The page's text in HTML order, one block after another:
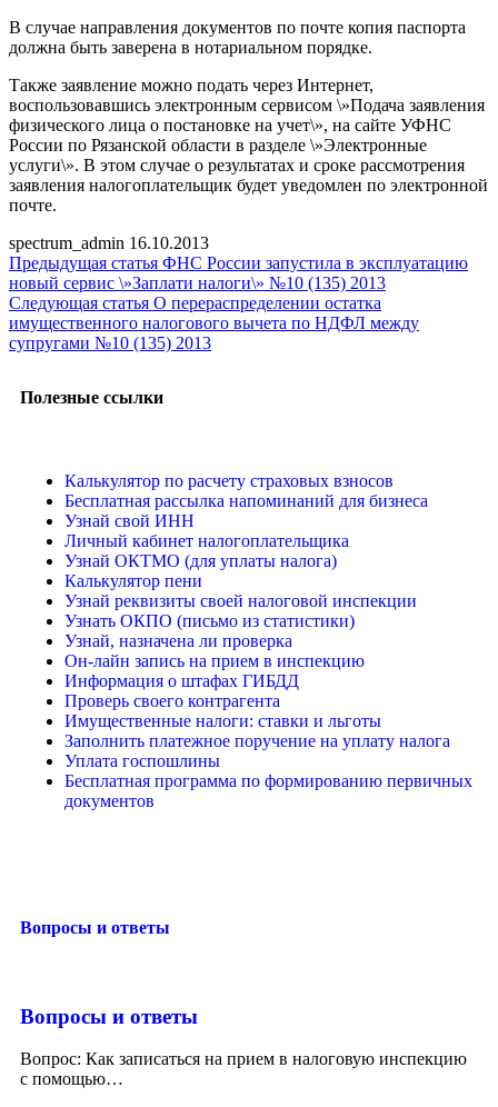
В случае направления документов по почте копия паспорта
должна быть заверена в нотариальном порядке.
Также заявление можно подать через Интернет,
воспользовавшись электронным сервисом \»Подача заявления
физического лица о постановке на учет\», на сайте УФНС
России по Рязанской области в разделе \»Электронные
услуги\». В этом случае о результатах и сроке рассмотрения
заявления налогоплательщик будет уведомлен по электронной
почте.
spectrum_admin 16.10.2013
Предыдущая статья ФНС России запустила в эксплуатацию
новый сервис \»Заплати налоги\» №10 (135) 2013
Следующая статья О перераспределении остатка
имущественного налогового вычета по НДФЛ между
супругами №10 (135) 2013
Полезные ссылки
Калькулятор по расчету страховых взносов
Бесплатная рассылка напоминаний для бизнеса
Узнай свой ИНН
Личный кабинет налогоплательщика
Узнай ОКТМО (для уплаты налога)
Калькулятор пени
Узнай реквизиты своей налоговой инспекции
Узнать ОКПО (письмо из статистики)
Узнай, назначена ли проверка
Он-лайн запись на прием в инспекцию
Информация о штафах ГИБДД
Проверь своего контрагента
Имущественные налоги: ставки и льготы
Заполнить платежное поручение на уплату налога
Уплата госпошлины
Бесплатная программа по формированию первичных
документов
Вопросы и ответы
Вопросы и ответы
Вопрос: Как записаться на прием в налоговую инспекцию
с помощью…